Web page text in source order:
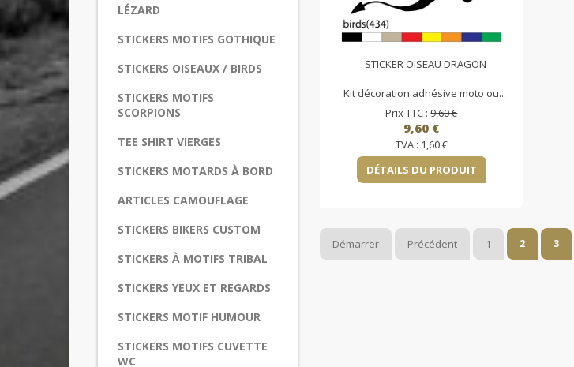
LÉZARD
STICKERS MOTIFS GOTHIQUE
STICKERS OISEAUX / BIRDS
STICKERS MOTIFS
SCORPIONS
TEE SHIRT VIERGES
STICKERS MOTARDS À BORD
ARTICLES CAMOUFLAGE
STICKERS BIKERS CUSTOM
STICKERS À MOTIFS TRIBAL
STICKERS YEUX ET REGARDS
STICKERS MOTIF HUMOUR
STICKERS MOTIFS CUVETTE
WC
STICKER OISEAU DRAGON
Kit décoration adhésive moto ou...
Prix TTC :9,60 €
9,60 €
TVA : 1,60 €
DÉTAILS DU PRODUIT
Démarrer Précédent 1 2 3